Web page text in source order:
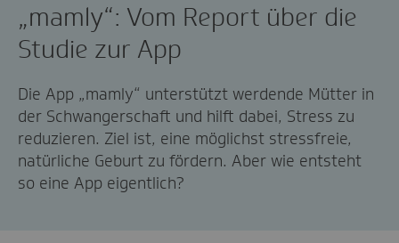
„mamly“: Vom Report über die
Studie zur App
Die App „mamly“ unterstützt werdende Mütter in
der Schwangerschaft und hilft dabei, Stress zu
reduzieren. Ziel ist, eine möglichst stressfreie,
natürliche Geburt zu fördern. Aber wie entsteht
so eine App eigentlich?